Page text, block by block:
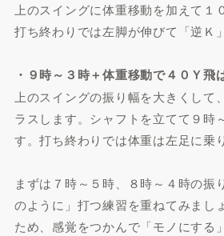
上のスイングに体重移動を加えて１
打ち終わりでは左脚が伸びて「逆Ｋ
・９時～３時＋体重移動で４０Ｙ飛
上のスイングの振り幅を大きくして
ラスします。シャフトを立てて９時
す。打ち終わりでは体重は左足に乗
まずは７時～５時、８時～４時の振
のように」打つ練習を重ねてみまし
ため、感覚をつかんで「モノにする